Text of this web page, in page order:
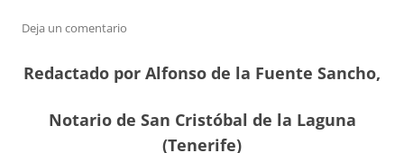
Deja un comentario
Redactado por Alfonso de la Fuente Sancho,
Notario de San Cristóbal de la Laguna
(Tenerife)